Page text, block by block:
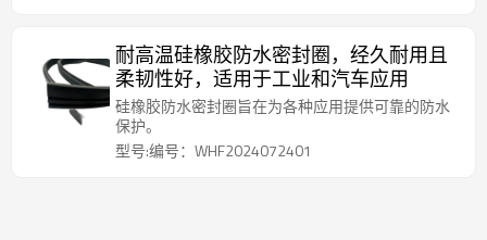
耐高温硅橡胶防水密封圈，经久耐用且
柔韧性好，适用于工业和汽车应用
硅橡胶防水密封圈旨在为各种应用提供可靠的防水
保护。
型号:编号：WHF2024072401